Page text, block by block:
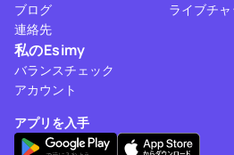
ブログ
連絡先
ライブチャ
私のEsimy
バランスチェック
アカウント
アプリを入手